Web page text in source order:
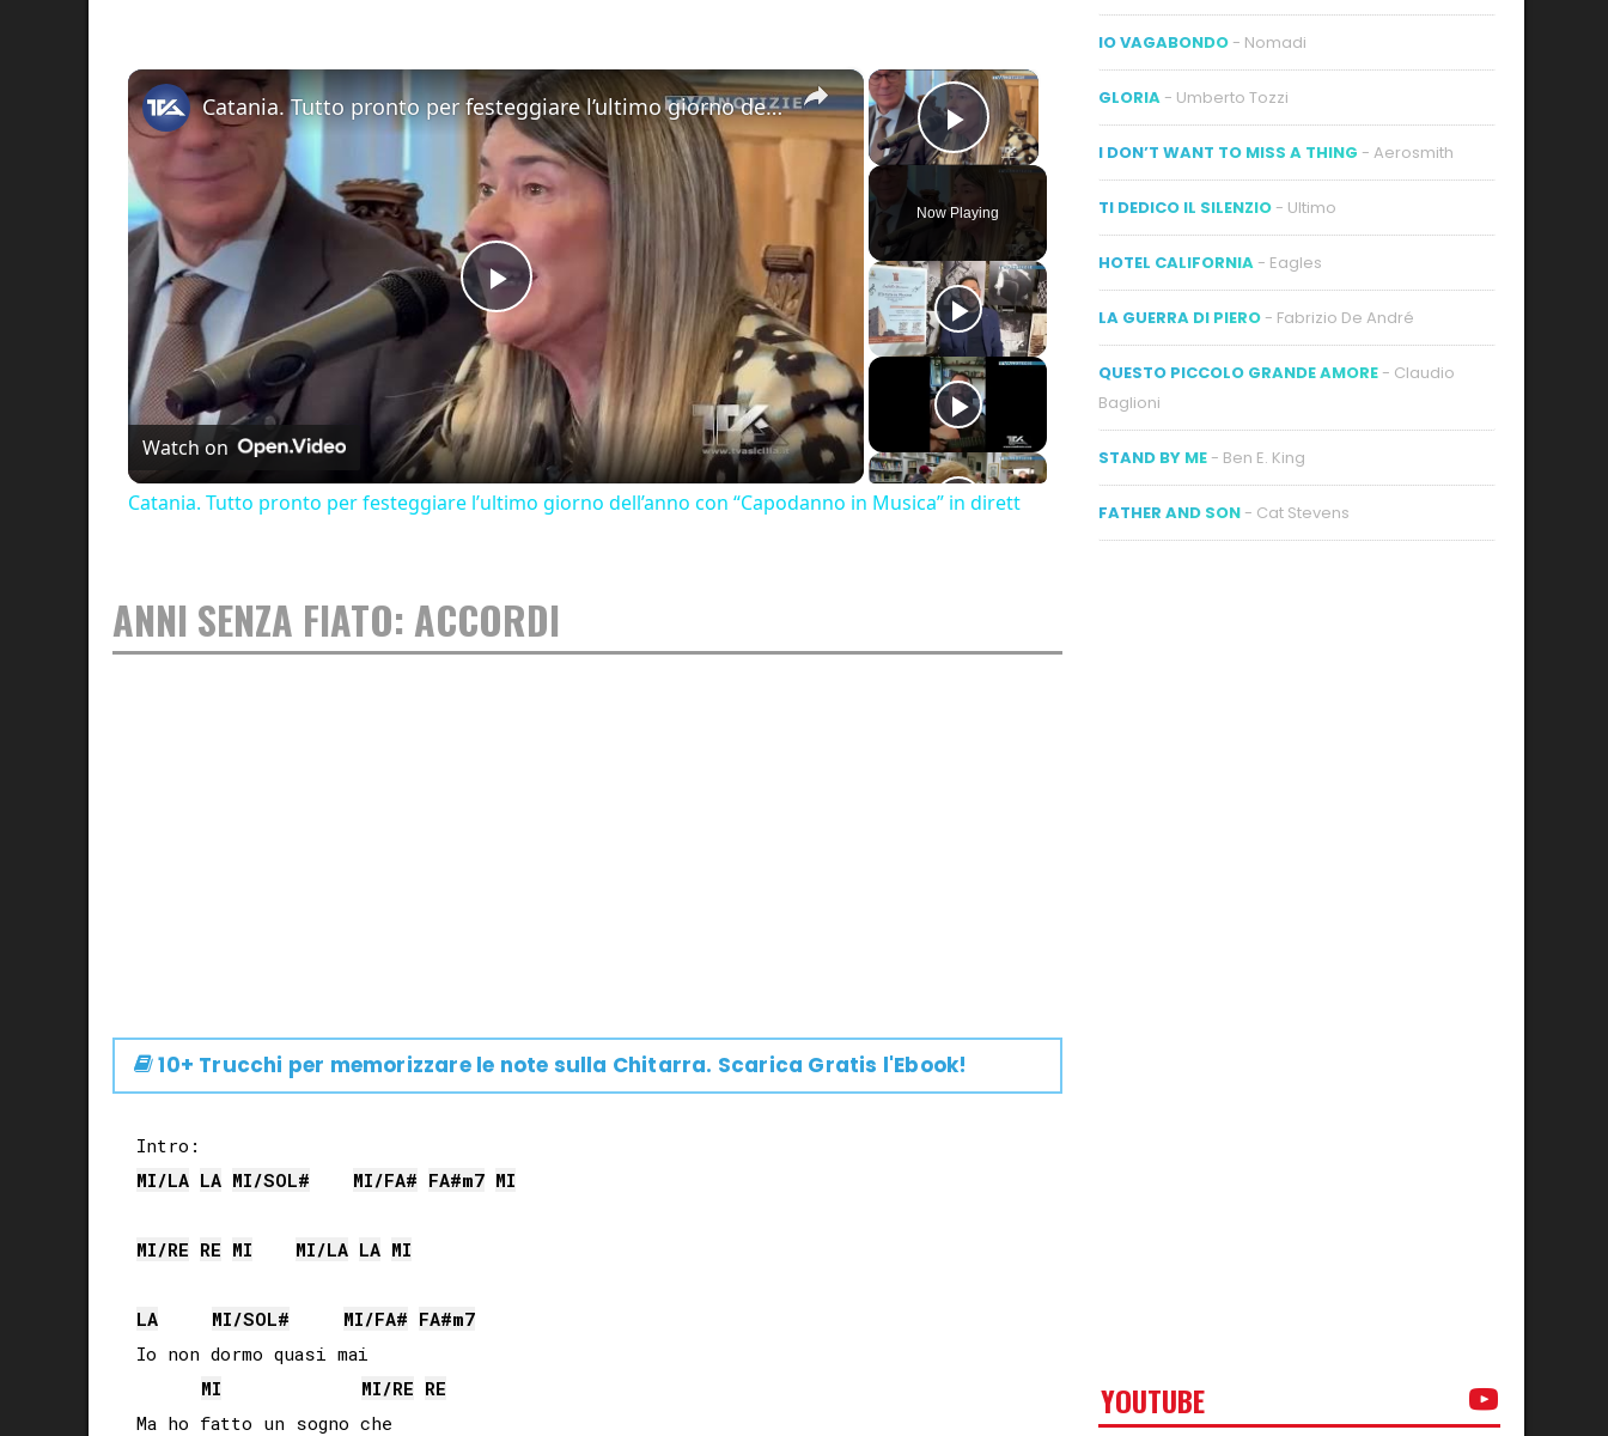
×
Play Video
Now Playing
×
Play
Video
Catania. Tutto pronto per festeggiare l’ultimo giorno dell’anno con “Capodanno in Musica” in dirett
Watch on
Catania. Tutto pronto per festeggiare l’ultimo giorno dell’anno con “Capodanno in Musica” in dirett
ANNI SENZA FIATO: ACCORDI
10+ Trucchi per memorizzare le note sulla Chitarra. Scarica Gratis l'Ebook!
MI/LA LA MI/SOL# MI/FA# FA#m7 MI
MI/RE RE MI MI/LA LA MI
LA MI/SOL# MI/FA# FA#m7
Io non dormo quasi mai
MI
MI/RE RE
Ma ho fatto un sogno che
IO VAGABONDO - Nomadi
GLORIA - Umberto Tozzi
I DON’T WANT TO MISS A THING - Aerosmith
TI DEDICO IL SILENZIO - Ultimo
HOTEL CALIFORNIA - Eagles
LA GUERRA DI PIERO - Fabrizio De André
QUESTO PICCOLO GRANDE AMORE - Claudio
Baglioni
STAND BY ME - Ben E. King
FATHER AND SON - Cat Stevens
YOUTUBE